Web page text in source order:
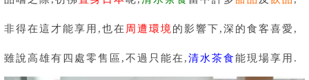
非得在這才能享用,也在 周遭環境 的影響下,深的食客喜愛,
雖說高雄有四處零售區,不過只能在,清水茶食能現場享用.